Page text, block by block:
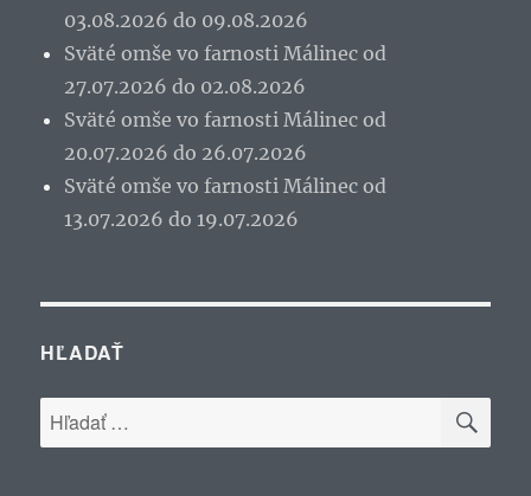
03.08.2026 do 09.08.2026
Sväté omše vo farnosti Málinec od
27.07.2026 do 02.08.2026
Sväté omše vo farnosti Málinec od
20.07.2026 do 26.07.2026
Sväté omše vo farnosti Málinec od
13.07.2026 do 19.07.2026
HĽADAŤ
Hľadať: